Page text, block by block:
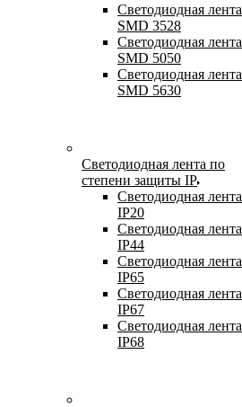
Светодиодная лента
SMD 3528
Светодиодная лента
SMD 5050
Светодиодная лента
SMD 5630
Светодиодная лента по
степени защиты IP
Светодиодная лента
IP20
Светодиодная лента
IP44
Светодиодная лента
IP65
Светодиодная лента
IP67
Светодиодная лента
IP68